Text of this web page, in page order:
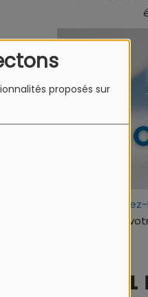
proposés sur
gratuitement
JOURNAL